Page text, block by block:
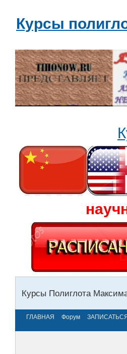
Курсы
Курсы Полиглота
ГЛАВНАЯ Форум